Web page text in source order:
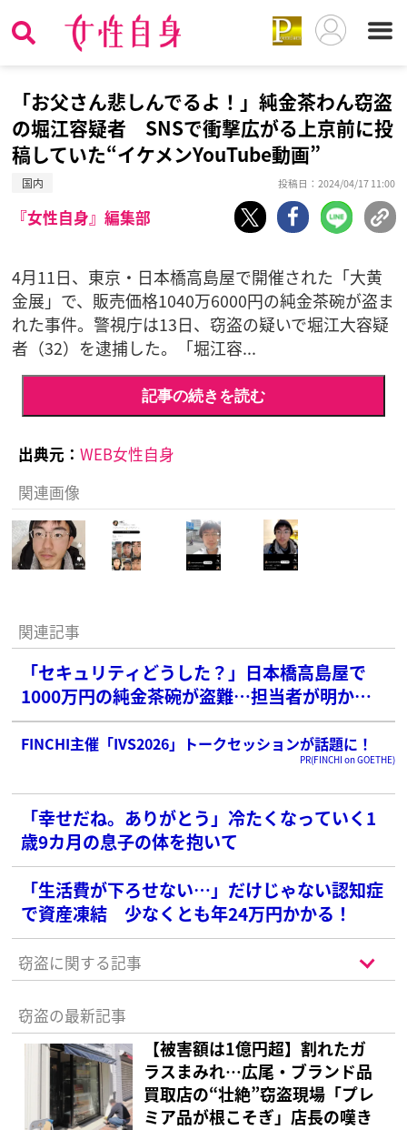
「お父さん悲しんでるよ！」純金茶わん窃盗
の堀江容疑者 SNSで衝撃広がる上京前に投
稿していた“イケメンYouTube動画”
国内 投稿日：2024/04/17 11:00
『女性自身』編集部
4月11日、東京・日本橋高島屋で開催された「大黄
金展」で、販売価格1040万6000円の純金茶碗が盗ま
れた事件。警視庁は13日、窃盗の疑いで堀江大容疑
者（32）を逮捕した。「堀江容...
記事の続きを読む
出典元： WEB女性自身
関連画像
関連記事
「セキュリティどうした？」日本橋高島屋で
1000万円の純金茶碗が盗難…担当者が明かし
た“ケースに鍵をかけなかった”ワケ
FINCHI主催「IVS2026」トークセッションが話題に！
PR(FINCHI on GOETHE)
「幸せだね。ありがとう」冷たくなっていく1
歳9カ月の息子の体を抱いて
「生活費が下ろせない…」だけじゃない認知症
で資産凍結 少なくとも年24万円かかる！
窃盗に関する記事
窃盗の最新記事
【被害額は1億円超】割れたガ
ラスまみれ…広尾・ブランド品
買取店の“壮絶”窃盗現場「プレ
ミア品が根こそぎ」店長の嘆き